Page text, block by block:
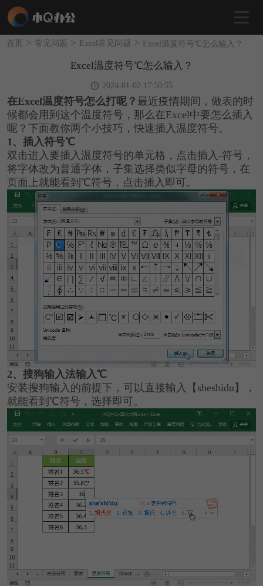
首页 > 常见问题 > Excel常见问题 > Excel温度符号℃怎么输入？
Excel温度符号℃怎么输入？
2024-01-02 17:50:55
在Excel温度符号怎么打呢？ 最近疫情期间，做表的时
候都会用到这个温度符号，那么在Excel中要怎么插入
呢？下面教你两个小技巧，快速插入温度符号。
1、插入符号℃
双击进入要插入温度符号的单元格，点击插入-符号，
将字体改为普通字体，子集选择类似字母的符号，在
页面上就能看到℃符号，点击插入即可。
2、搜狗输入法输入℃
安装搜狗输入的前提下，可以直接输入【sheshidu】，
就能看到℃符号，选择即可。